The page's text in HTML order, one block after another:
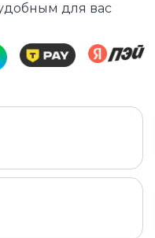
для вас